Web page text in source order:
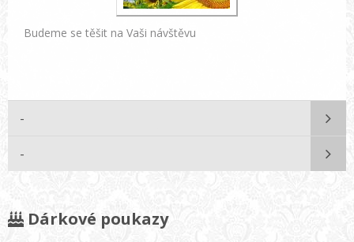
Budeme se těšit na Vaši návštěvu
-
-
Dárkové poukazy